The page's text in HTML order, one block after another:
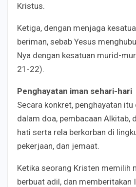
Kristus.
Ketiga, dengan menjaga
beriman, sebab Yesus
Nya dengan kesatuan murid-
21-22).
Penghayatan iman sehari-hari
Secara konkret, penghayatan
dalam doa, pembacaan Alkitab,
hati serta rela berkorban di
pekerjaan, dan jemaat.
Ketika seorang Kristen memilih
berbuat adil, dan memberitakan